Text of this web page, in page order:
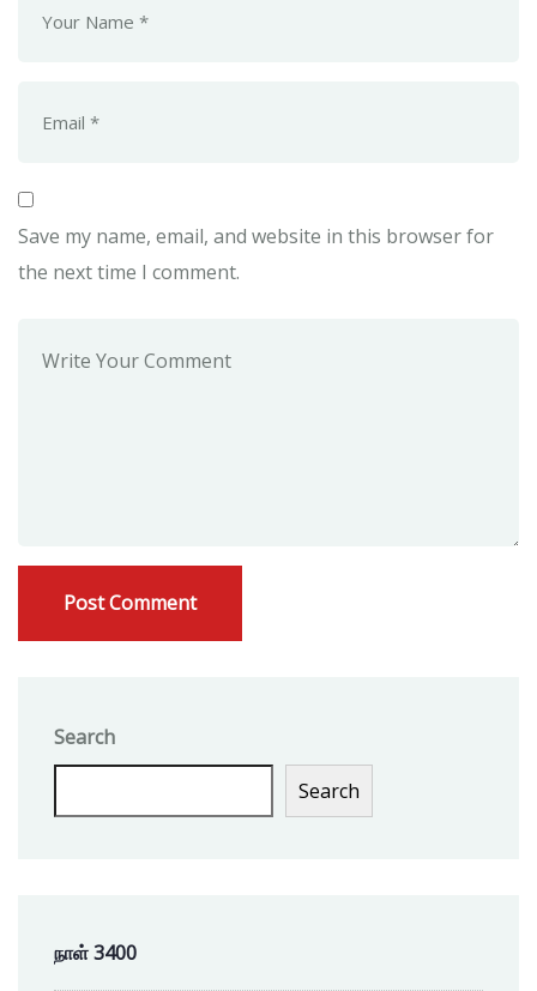
Save my name, email, and website in this browser for
the next time I comment.
Search
Search
நாள் 3400